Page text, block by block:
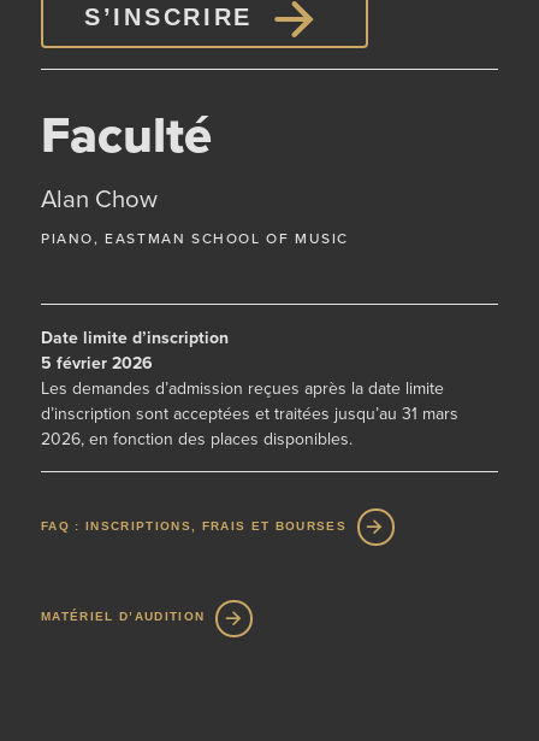
S’INSCRIRE
Faculté
Alan Chow
PIANO, EASTMAN SCHOOL OF MUSIC
Date limite d’inscription
5 février 2026
Les demandes d’admission reçues après la date limite
d’inscription sont acceptées et traitées jusqu’au 31 mars
2026, en fonction des places disponibles.
FAQ : INSCRIPTIONS, FRAIS ET BOURSES
MATÉRIEL D’AUDITION